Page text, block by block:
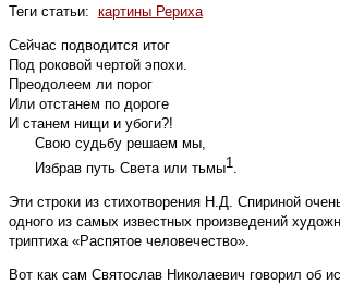
Теги статьи: картины Рериха
Сейчас подводится итог
Под роковой чертой эпохи.
Преодолеем ли порог
Или отстанем по дороге
И станем нищи и убоги?!
Свою судьбу решаем мы,
Избрав путь Света или тьмы1 .
Эти строки из стихотворения Н.Д. Спириной
одного из самых известных произведений
триптиха «Распятое человечество».
Вот как сам Святослав Николаевич говорил об